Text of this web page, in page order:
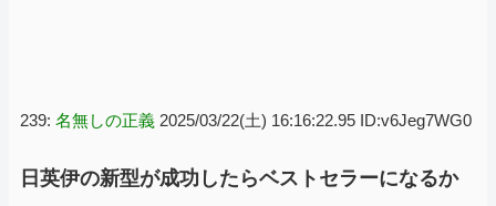
239: 名無しの正義 2025/03/22(土) 16:16:22.95 ID:v6Jeg7WG0
日英伊の新型が成功したらベストセラーになるか